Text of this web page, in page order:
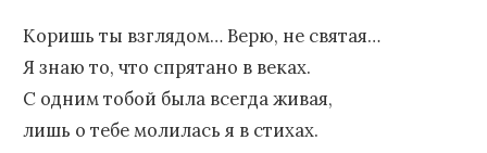
Коришь ты взглядом… Верю, не святая…
Я знаю то, что спрятано в веках.
С одним тобой была всегда живая,
лишь о тебе молилась я в стихах.